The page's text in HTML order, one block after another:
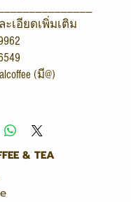
เอียดเพิ่มเติม
(มี@)
& TEA